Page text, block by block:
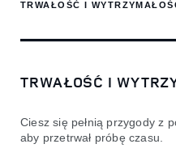
TRWAŁOŚĆ I
TRWAŁOŚĆ I
Ciesz się pełnią przygody z
aby przetrwał próbę czasu.